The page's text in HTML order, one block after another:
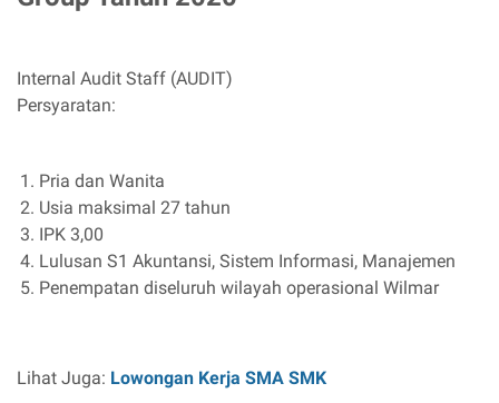
Internal Audit Staff (AUDIT)
Persyaratan:
Pria dan Wanita
Usia maksimal 27 tahun
IPK 3,00
Lulusan S1 Akuntansi, Sistem Informasi, Manajemen
Penempatan diseluruh wilayah operasional Wilmar
Lihat Juga: Lowongan Kerja SMA SMK